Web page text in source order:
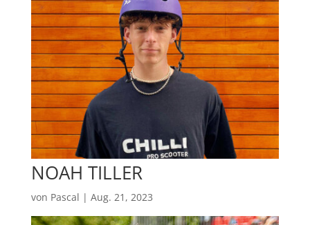
NOAH TILLER
von Pascal | Aug. 21, 2023